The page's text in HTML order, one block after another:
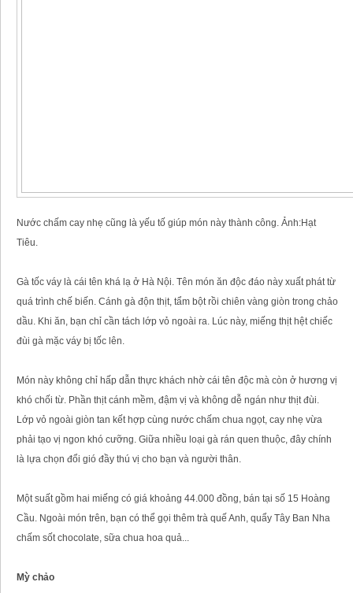
Nước chấm cay nhẹ cũng là yếu tố giúp món này thành công. Ảnh:Hạt
Tiêu.
Gà tốc váy là cái tên khá lạ ở Hà Nội. Tên món ăn độc đáo này xuất phát từ
quá trình chế biến. Cánh gà độn thịt, tẩm bột rồi chiên vàng giòn trong chảo
dầu. Khi ăn, bạn chỉ cần tách lớp vỏ ngoài ra. Lúc này, miếng thịt hệt chiếc
đùi gà mặc váy bị tốc lên.
Món này không chỉ hấp dẫn thực khách nhờ cái tên độc mà còn ở hương vị
khó chối từ. Phần thịt cánh mềm, đậm vị và không dễ ngán như thịt đùi.
Lớp vỏ ngoài giòn tan kết hợp cùng nước chấm chua ngọt, cay nhẹ vừa
phải tạo vị ngon khó cưỡng. Giữa nhiều loại gà rán quen thuộc, đây chính
là lựa chọn đổi gió đầy thú vị cho bạn và người thân.
Một suất gồm hai miếng có giá khoảng 44.000 đồng, bán tại số 15 Hoàng
Cầu. Ngoài món trên, bạn có thể gọi thêm trà quế Anh, quẩy Tây Ban Nha
chấm sốt chocolate, sữa chua hoa quả...
Mỳ chảo